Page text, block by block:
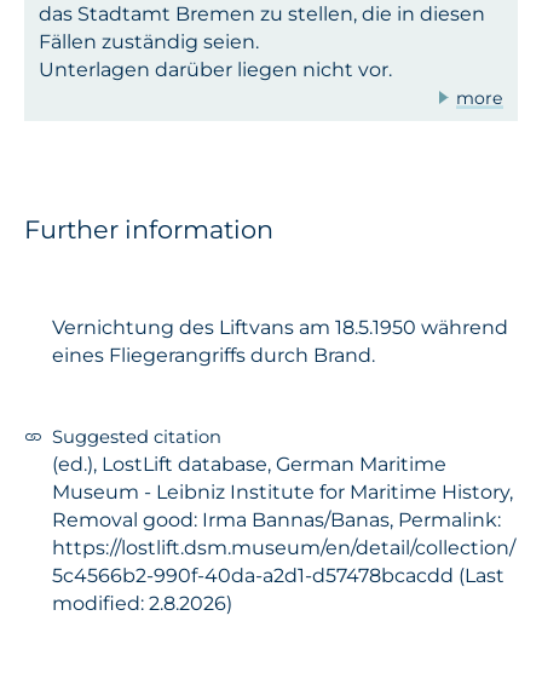
das Stadtamt Bremen zu stellen, die in diesen
Fällen zuständig seien.
Unterlagen darüber liegen nicht vor.
more
Further information
Vernichtung des Liftvans am 18.5.1950 während
eines Fliegerangriffs durch Brand.
Suggested citation
(ed.), LostLift database, German Maritime
Museum - Leibniz Institute for Maritime History,
Removal good: Irma Bannas/Banas, Permalink:
https://lostlift.dsm.museum/en/detail/collection/
5c4566b2-990f-40da-a2d1-d57478bcacdd (Last
modified: 2.8.2026)